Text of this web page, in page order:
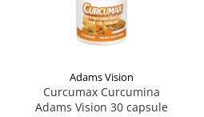
Adams Vision
Curcumax Curcumina
Adams Vision 30 capsule